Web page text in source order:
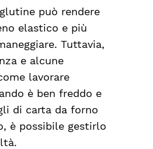
glutine può rendere
elastico e più
Tuttavia,
e alcune
lavorare
è ben freddo e
di carta da forno
è possibile gestirlo